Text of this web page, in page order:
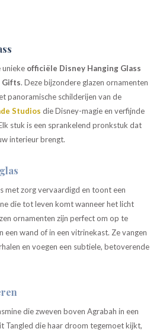
unieke officiële Disney Hanging Glass
Gifts. Deze bijzondere glazen ornamenten
panoramische schilderijen van de
Studios die Disney-magie en verfijnde
stuk is een sprankelend pronkstuk dat
interieur brengt.
met zorg vervaardigd en toont een
die tot leven komt wanneer het licht
ornamenten zijn perfect om op te
een wand of in een vitrinekast. Ze vangen
en voegen een subtiele, betoverende
die zweven boven Agrabah in een
Tangled die haar droom tegemoet kijkt,